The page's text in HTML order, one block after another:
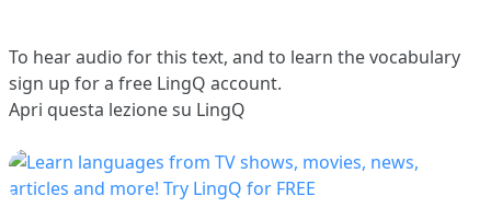
To hear audio for this text, and to learn the vocabulary
sign up for a free LingQ account.
Apri questa lezione su LingQ